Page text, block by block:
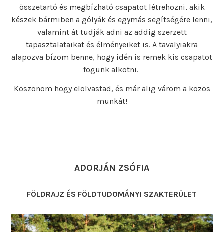
összetartó és megbízható csapatot létrehozni, akik
készek bármiben a gólyák és egymás segítségére lenni,
valamint át tudják adni az addig szerzett
tapasztalataikat és élményeiket is. A tavalyiakra
alapozva bízom benne, hogy idén is remek kis csapatot
fogunk alkotni.
Köszönöm hogy elolvastad, és már alig várom a közös
munkát!
ADORJÁN ZSÓFIA
FÖLDRAJZ ÉS FÖLDTUDOMÁNYI SZAKTERÜLET